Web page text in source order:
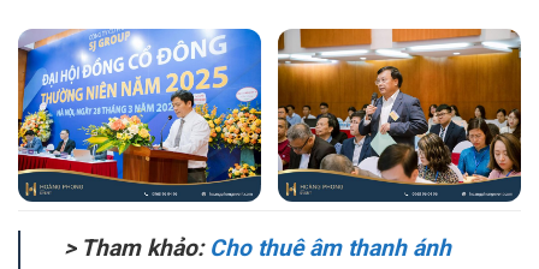
> Tham khảo: Cho thuê âm thanh ánh